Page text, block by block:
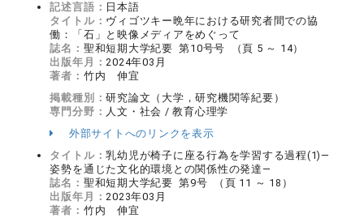
記述言語： 日本語
タイトル： ヴィゴツキー晩年における研究者間での協
働：「石」と映像メディアをめぐって
誌名： 聖和短期大学紀要 第10号号 （頁 5 ～ 14）
出版年月：2024年03月
著者： 竹内 伸宜
掲載種別：研究論文（大学，研究機関等紀要）
専門分野： 人文・社会 / 教育心理学
外部サイトへのリンクを表示
タイトル：乳幼児が椅子に座る行為を学習する過程(1)―
姿勢を通じた文化的環境との関係性の発達―
誌名： 聖和短期大学紀要 第9号 （頁 11 ～ 18）
出版年月：2023年03月
著者： 竹内 伸宜